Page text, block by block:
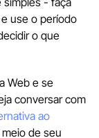
use o período
o que
Web e se
conversar com
ao
de seu